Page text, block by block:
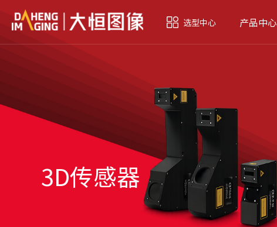
选型中心 产品中心
3D传感器